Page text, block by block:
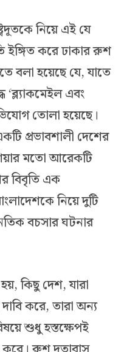
নিয়ে এই যে
ইঙ্গিত করে ঢাকার রুশ
বলা হয়েছে যে, যাতে
‘ব্ল্যাকমেইল এবং
তোলা হয়েছে।
প্রভাবশালী দেশের
মতো আরেকটি
বিবৃতি এক
নিয়ে দুটি
বচসার ঘটনার
কিছু দেশ, যারা
করে, তারা অন্য
শুধু হস্তক্ষেপই